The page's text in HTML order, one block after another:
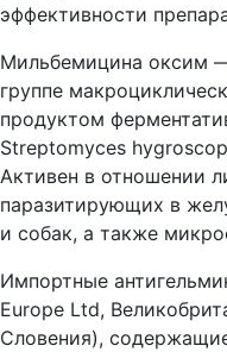
эффективности
Мильбемицина оксим
группе
продуктом
Streptomyces
Активен в отношении
паразитирующих в
и собак, а также
Импортные
Europe Ltd,
Словения),